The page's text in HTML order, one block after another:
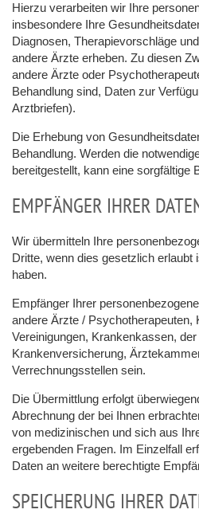
Hierzu verarbeiten wir Ihre
insbesondere Ihre
Diagnosen, Therapievorschläge
andere Ärzte erheben. Zu diesen
andere Ärzte oder
Behandlung sind, Daten zur
Arztbriefen).
Die Erhebung von
Behandlung. Werden die
bereitgestellt, kann eine sorgfältige
EMPFÄNGER IHRER
Wir übermitteln Ihre
Dritte, wenn dies gesetzlich erlaubt
haben.
Empfänger Ihrer
andere Ärzte / Psychotherapeuten,
Vereinigungen, Krankenkassen,
Krankenversicherung,
Verrechnungsstellen sein.
Die Übermittlung erfolgt
Abrechnung der bei Ihnen
von medizinischen und sich aus
ergebenden Fragen. Im Einzelfall
Daten an weitere berechtigte
SPEICHERUNG IHRER